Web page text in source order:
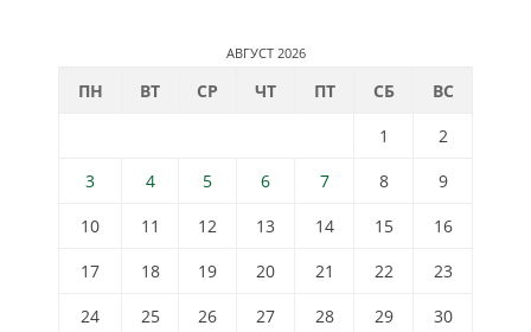
АВГУСТ 2026
ПН ВТ СР ЧТ ПТ СБ
ВС
1
2
3
4 5 6 7 8
9
10
11 12 13 14 15
16
17
18 19 20 21 22
23
24
25 26 27 28 29
30